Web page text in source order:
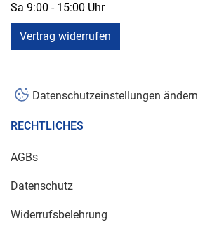
Sa 9:00 - 15:00 Uhr
Vertrag widerrufen
Datenschutzeinstellungen ändern
RECHTLICHES
AGBs
Datenschutz
Widerrufsbelehrung